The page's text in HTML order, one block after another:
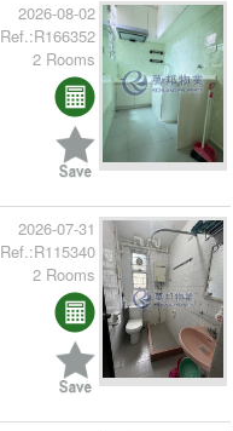
2026-08-02
Ref.:R166352
2 Rooms
2026-07-31
Ref.:R115340
2 Rooms